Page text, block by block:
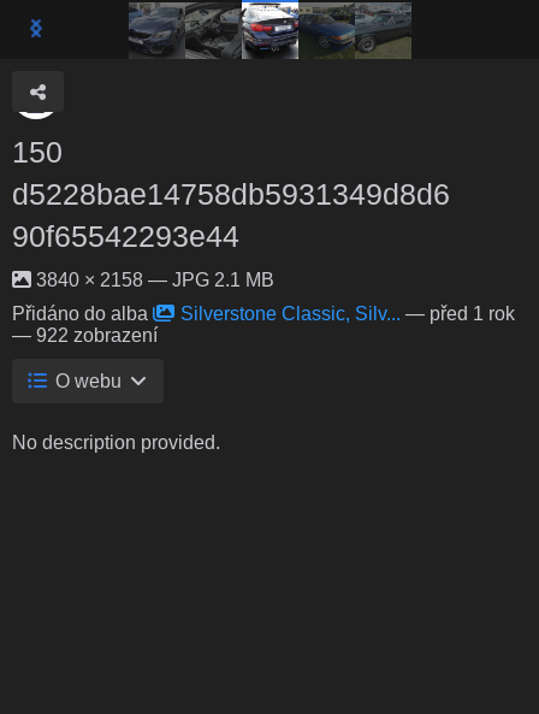
150
d5228bae14758db5931349d8d6
90f65542293e44
3840 × 2158 — JPG 2.1 MB
Přidáno do alba
Silverstone Classic, Silv... — před 1 rok
— 922 zobrazení
O webu
No description provided.